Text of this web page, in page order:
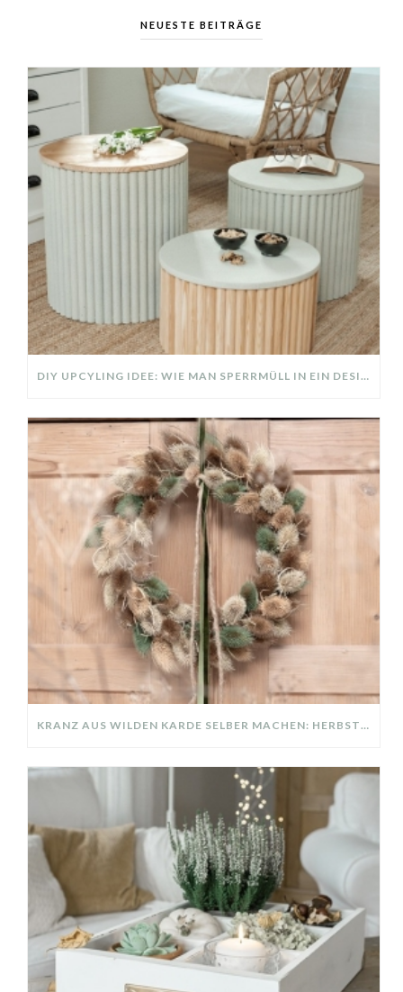
NEUESTE BEITRÄGE
DIY UPCYLING IDEE: WIE MAN SPERRMÜLL IN EIN DESIGNER TEIL VERWANDELT
KRANZ AUS WILDEN KARDE SELBER MACHEN: HERBSTDEKO GANZ EINFACH